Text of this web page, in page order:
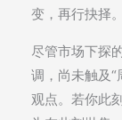
变，再行抉择
尽管市场下探
调，尚未触及
观点。若你此